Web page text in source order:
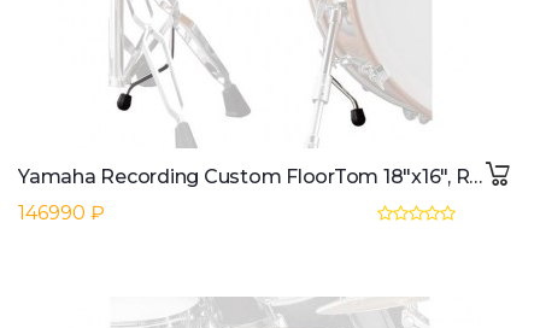
Yamaha Recording Custom FloorTom 18"x16", Real Wood
146990 ₽